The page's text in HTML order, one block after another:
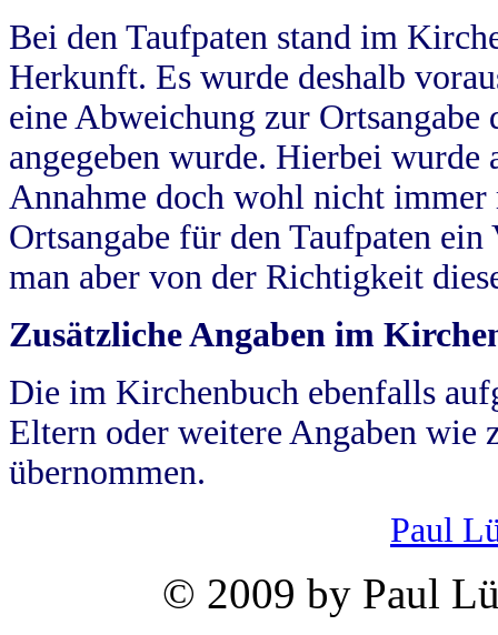
Bei den Taufpaten stand im
Herkunft. Es wurde deshalb
eine Abweichung zur
angegeben wurde. Hierbei wurde
Annahme doch wohl nicht
Ortsangabe für den Taufpaten
man aber von der Richtigkeit
Zusätzliche Angaben im
Die im Kirchenbuch ebenfalls
Eltern oder weitere Angaben wie
übernommen.
Paul
© 2009 by Paul